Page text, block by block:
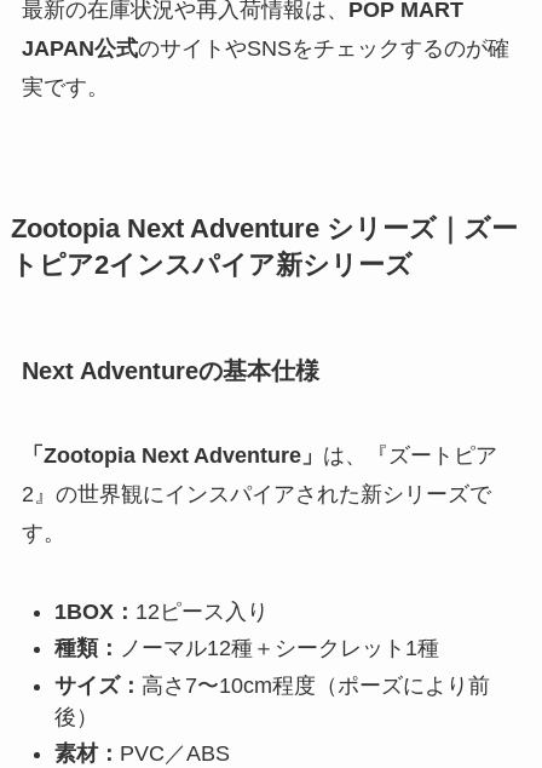
最新の在庫状況や再入荷情報は、 POP MART
JAPAN公式のサイトやSNSをチェックするのが確
実です。
Zootopia Next Adventure シリーズ｜ズー
トピア2インスパイア新シリーズ
Next Adventureの基本仕様
「Zootopia Next Adventure」 は、『ズートピア
2』の世界観にインスパイアされた新シリーズで
す。
1BOX： 12ピース入り
種類： ノーマル12種＋シークレット1種
サイズ： 高さ7〜10cm程度（ポーズにより前
後）
素材： PVC／ABS